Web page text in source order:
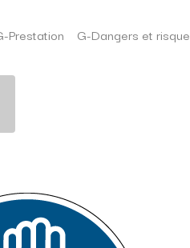
Prestation G-Dangers et